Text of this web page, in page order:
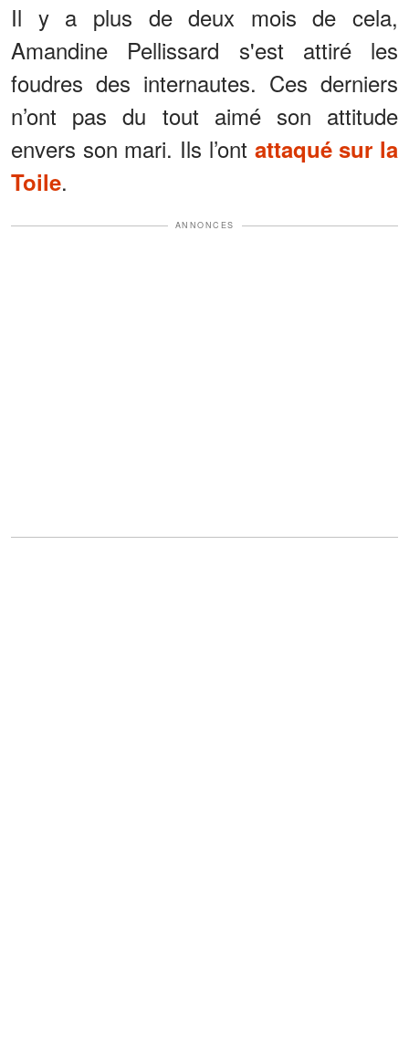
Il y a plus de deux mois de cela,
Amandine Pellissard s'est attiré les
foudres des internautes. Ces derniers
n’ont pas du tout aimé son attitude
envers son mari. Ils l’ont attaqué sur la
Toile.
ANNONCES